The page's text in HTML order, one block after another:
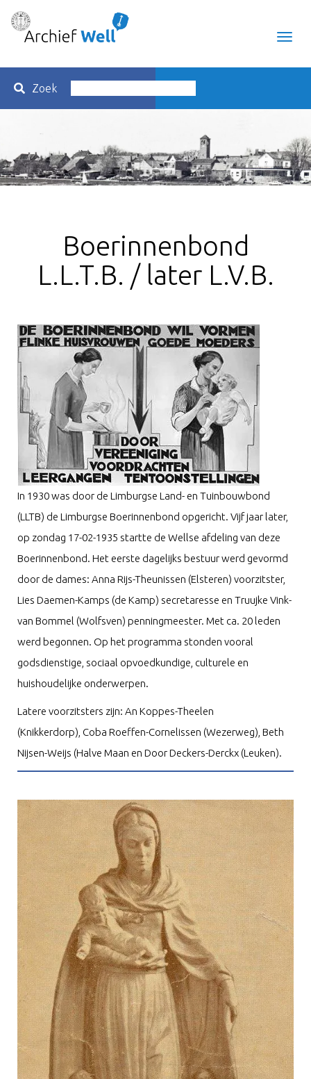
Zoek
Boerinnenbond
L.L.T.B. / later L.V.B.
In 1930 was door de Limburgse Land- en Tuinbouwbond
(LLTB) de Limburgse Boerinnenbond opgericht. Vijf jaar later,
op zondag 17-02-1935 startte de Wellse afdeling van deze
Boerinnenbond. Het eerste dagelijks bestuur werd gevormd
door de dames: Anna Rijs-Theunissen (Elsteren) voorzitster,
Lies Daemen-Kamps (de Kamp) secretaresse en Truujke Vink-
van Bommel (Wolfsven) penningmeester. Met ca. 20 leden
werd begonnen. Op het programma stonden vooral
godsdienstige, sociaal opvoedkundige, culturele en
huishoudelijke onderwerpen.
Latere voorzitsters zijn: An Koppes-Theelen
(Knikkerdorp), Coba Roeffen-Cornelissen (Wezerweg), Beth
Nijsen-Weijs (Halve Maan en Door Deckers-Derckx (Leuken).